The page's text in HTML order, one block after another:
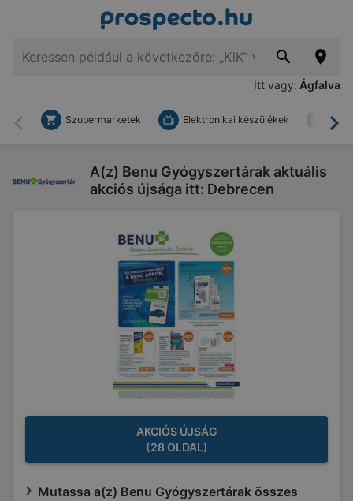
Itt vagy: Ágfalva
Vissza
Szupermarketek Elektronikai készülékek
A(z) Benu Gyógyszertárak aktuális
akciós újsága itt: Debrecen
AKCIÓS ÚJSÁG
(28 OLDAL)
Mutassa a(z) Benu Gyógyszertárak összes